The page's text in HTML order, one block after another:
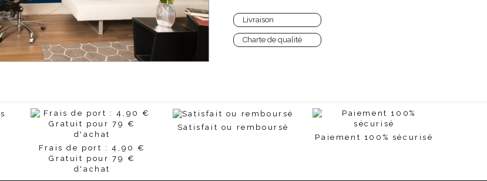
Livraison
Charte de qualité
Frais de port : 4,90 €
Gratuit pour 79 €
d'achat
Satisfait ou remboursé
Paiement 100% sécurisé